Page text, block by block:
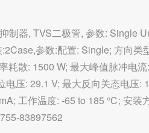
制器, TVS二极管, 参数: Single
参数:配置: Single; 方向类
耗散: 1500 W; 最大峰值脉冲电
电压: 29.1 V; 最大反向关态电压:
工作温度: -65 to 185 ℃; 安装
83897562